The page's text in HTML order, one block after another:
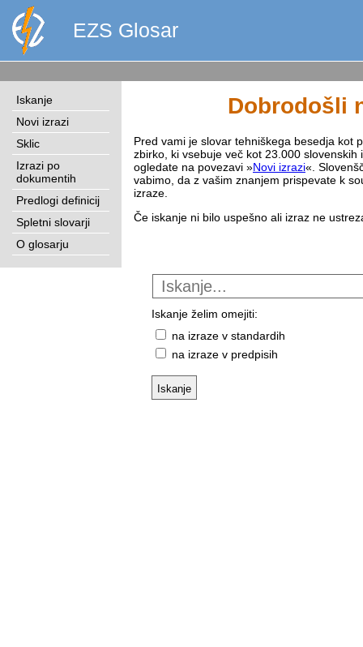
EZS Glosar
Iskanje
Novi izrazi
Sklic
Izrazi po
dokumentih
Predlogi definicij
Spletni slovarji
O glosarju
Dobrodošli
Pred vami je slovar tehniškega besedja kot
zbirko, ki vsebuje več kot 23.000
ogledate na povezavi »Novi izrazi«.
vabimo, da z vašim znanjem prispevate k
izraze.
Če iskanje ni bilo uspešno ali izraz ne
Iskanje želim omejiti:
na izraze v standardih
na izraze v predpisih